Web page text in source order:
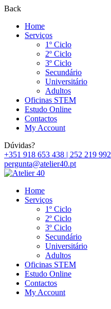
Back
Home
Serviços
1º Ciclo
2º Ciclo
3º Ciclo
Secundário
Universitário
Adultos
Oficinas STEM
Estudo Online
Contactos
My Account
Dúvidas?
+351 918 653 438 | 252 219 992
pergunta@atelier40.pt
Home
Serviços
1º Ciclo
2º Ciclo
3º Ciclo
Secundário
Universitário
Adultos
Oficinas STEM
Estudo Online
Contactos
My Account